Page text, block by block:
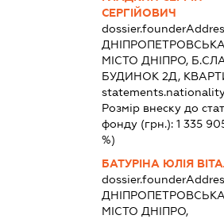
СЕРГІЙОВИЧ
МІСТО ДНІПРО,
БУДИНОК 2Д,
Розмір внеску до
фонду (грн.):1 335
%)
БАТУРІНА ЮЛІЯ
МІСТО ДНІПРО,